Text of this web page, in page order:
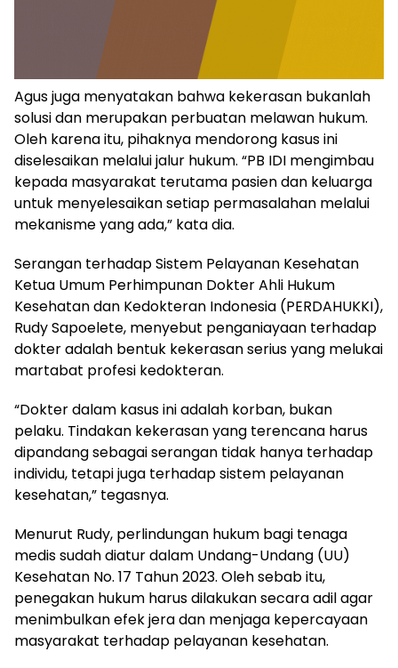
Agus juga menyatakan bahwa kekerasan bukanlah
solusi dan merupakan perbuatan melawan hukum.
Oleh karena itu, pihaknya mendorong kasus ini
diselesaikan melalui jalur hukum. “PB IDI mengimbau
kepada masyarakat terutama pasien dan keluarga
untuk menyelesaikan setiap permasalahan melalui
mekanisme yang ada,” kata dia.
Serangan terhadap Sistem Pelayanan Kesehatan
Ketua Umum Perhimpunan Dokter Ahli Hukum
Kesehatan dan Kedokteran Indonesia (PERDAHUKKI),
Rudy Sapoelete, menyebut penganiayaan terhadap
dokter adalah bentuk kekerasan serius yang melukai
martabat profesi kedokteran.
“Dokter dalam kasus ini adalah korban, bukan
pelaku. Tindakan kekerasan yang terencana harus
dipandang sebagai serangan tidak hanya terhadap
individu, tetapi juga terhadap sistem pelayanan
kesehatan,” tegasnya.
Menurut Rudy, perlindungan hukum bagi tenaga
medis sudah diatur dalam Undang-Undang (UU)
Kesehatan No. 17 Tahun 2023. Oleh sebab itu,
penegakan hukum harus dilakukan secara adil agar
menimbulkan efek jera dan menjaga kepercayaan
masyarakat terhadap pelayanan kesehatan.